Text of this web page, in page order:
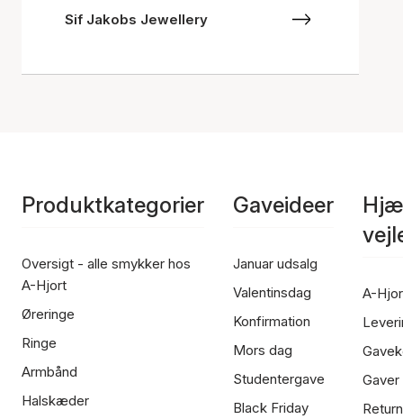
Sif Jakobs Jewellery
Produktkategorier
Oversigt - alle smykker hos
A-Hjort
Øreringe
Ringe
Armbånd
Halskæder
Gaveideer
Januar udsalg
Valentinsdag
Konfirmation
Mors dag
Studentergave
Black Friday
A-